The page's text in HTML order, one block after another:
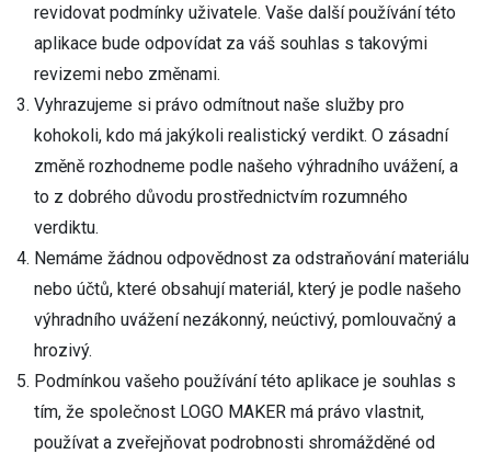
revidovat podmínky uživatele. Vaše další používání této
aplikace bude odpovídat za váš souhlas s takovými
revizemi nebo změnami.
Vyhrazujeme si právo odmítnout naše služby pro
kohokoli, kdo má jakýkoli realistický verdikt. O zásadní
změně rozhodneme podle našeho výhradního uvážení, a
to z dobrého důvodu prostřednictvím rozumného
verdiktu.
Nemáme žádnou odpovědnost za odstraňování materiálu
nebo účtů, které obsahují materiál, který je podle našeho
výhradního uvážení nezákonný, neúctivý, pomlouvačný a
hrozivý.
Podmínkou vašeho používání této aplikace je souhlas s
tím, že společnost LOGO MAKER má právo vlastnit,
používat a zveřejňovat podrobnosti shromážděné od